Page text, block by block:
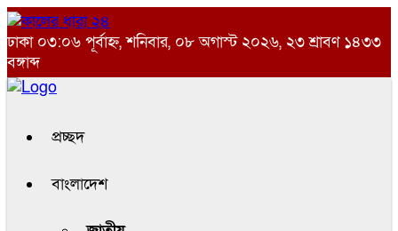
ঢাকা ০৩:০৬ পূর্বাহ্ন, শনিবার, ০৮ অগাস্ট ২০২৬, ২৩ শ্রাবণ ১৪৩৩
বঙ্গাব্দ
প্রচ্ছদ
বাংলাদেশ